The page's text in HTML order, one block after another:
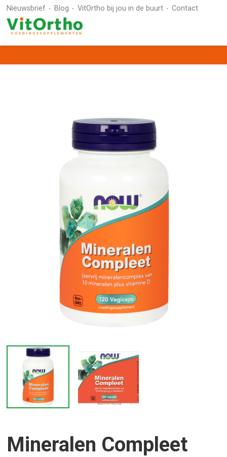
Nieuwsbrief Blog VitOrtho bij jou in de buurt Contact
Mineralen Compleet